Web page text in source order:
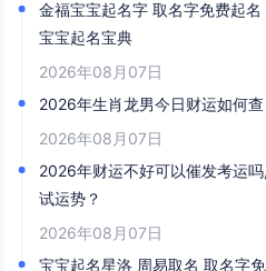
金福宝宝起名字 取名字免费起
宝宝起名宝典
2026年08月07日
2026年生肖龙男今日财运如何
2026年08月07日
2026年财运不好可以催发考运
试运势？
2026年08月07日
宝宝起名星洛 周易取名 取名字